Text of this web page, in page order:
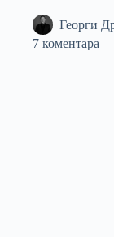
Георги
7 коментара